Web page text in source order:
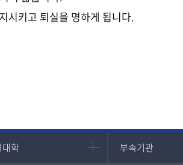
시키고 퇴실을 명하게 됩니다.
학
학 부속기관
부속기관